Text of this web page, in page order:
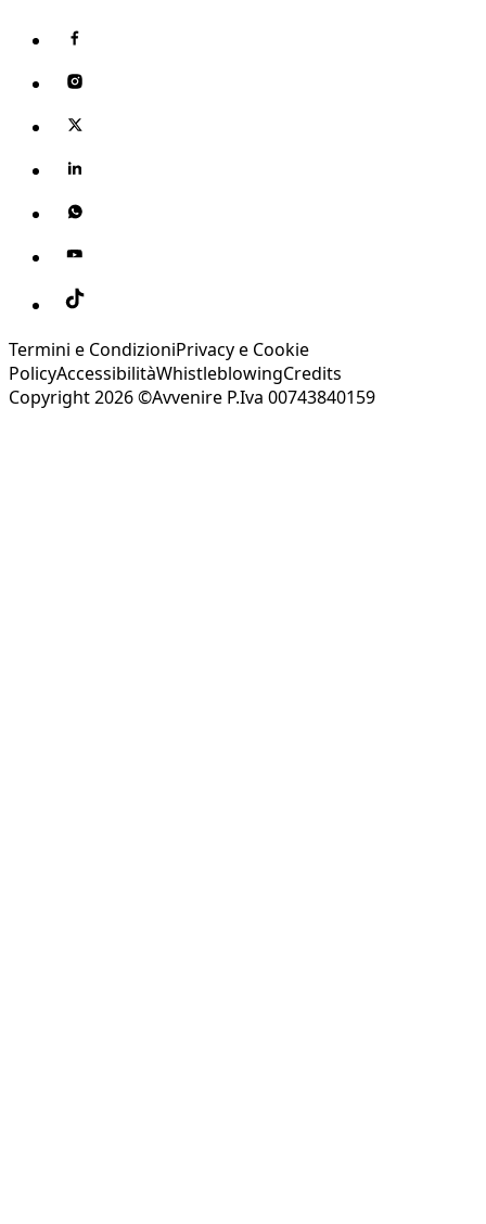
Termini e CondizioniPrivacy e Cookie
PolicyAccessibilitàWhistleblowingCredits
Copyright 2026 ©Avvenire P.Iva 00743840159